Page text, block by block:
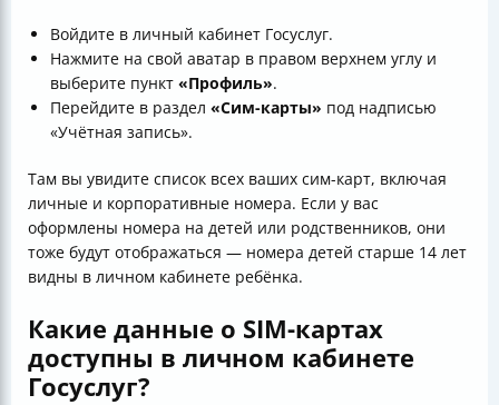
Войдите в личный кабинет Госуслуг.
Нажмите на свой аватар в правом верхнем углу и
выберите пункт «Профиль».
Перейдите в раздел «Сим-карты» под надписью
«Учётная запись».
Там вы увидите список всех ваших сим-карт, включая
личные и корпоративные номера. Если у вас
оформлены номера на детей или родственников, они
тоже будут отображаться — номера детей старше 14 лет
видны в личном кабинете ребёнка.
Какие данные о SIM-картах
доступны в личном кабинете
Госуслуг?